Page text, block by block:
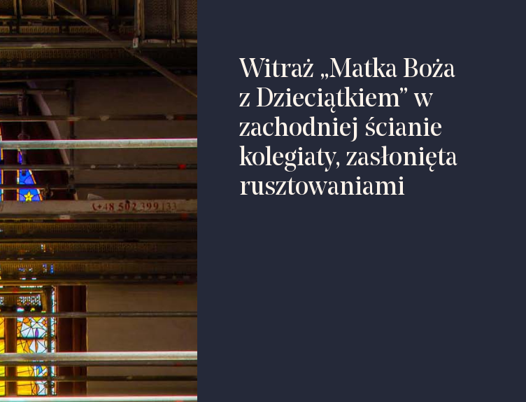
Witraż „Matka Boża
z Dzieciątkiem” w
zachodniej ścianie
kolegiaty, zasłonięta
rusztowaniami